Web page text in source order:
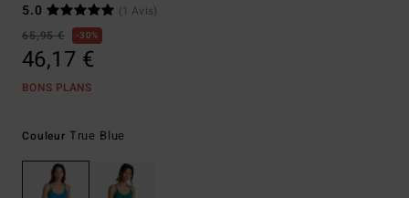
5.0
(1 Avis)
65,95 €
30%
46,17 €
BONS PLANS
Couleur True Blue